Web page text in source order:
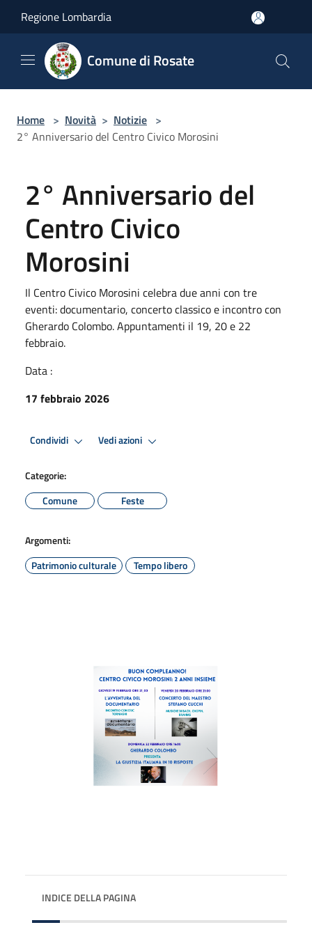
Regione Lombardia
Comune di Rosate
Home > Novità > Notizie >
2° Anniversario del Centro Civico Morosini
2° Anniversario del
Centro Civico
Morosini
Il Centro Civico Morosini celebra due anni con tre
eventi: documentario, concerto classico e incontro con
Gherardo Colombo. Appuntamenti il 19, 20 e 22
febbraio.
Data :
17 febbraio 2026
Condividi Vedi azioni
Categorie:
Comune
Feste
Argomenti:
Patrimonio culturale
Tempo libero
INDICE DELLA PAGINA